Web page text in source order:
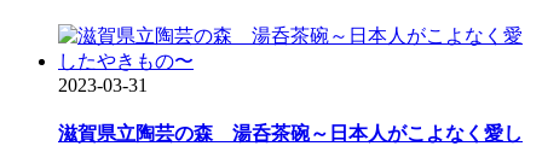
2023-03-31
滋賀県立陶芸の森 湯呑茶碗～日本人がこよなく愛し